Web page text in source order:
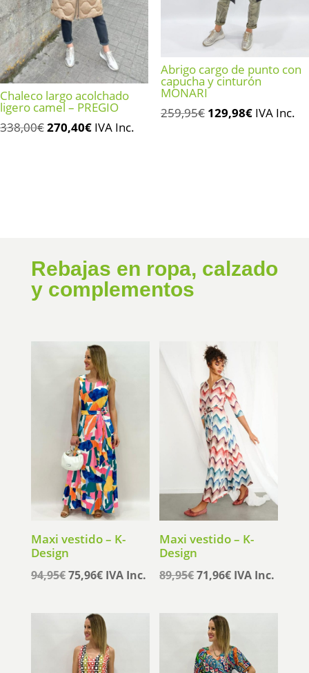
Chaleco largo acolchado
ligero camel – PREGIO
338,00€El
270,40€ElIVA Inc.
Abrigo cargo de punto con
capucha y cinturón
MONARI
259,95€ El
129,98€ElIVA Inc.
Rebajas en ropa, calzado
y complementos
Maxi vestido – K-
Design
94,95€El
original
era:
94,95€.
75,96€El
es:
75,96€.
IVA Inc.
Maxi vestido – K-
Design
89,95€El
era:
89,95€.
71,96€El
71,96€.
IVA Inc.